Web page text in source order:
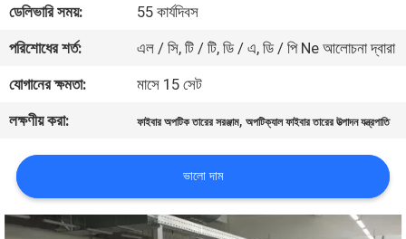
যোগাযোগ
করুন
খবর
উদ্ধৃতির
জন্য
ডেলিভারি সময়:
55 কার্যদিবস
পরিশোধের শর্ত:
এল / সি, টি / টি, ডি / এ, ডি / পি Ne আলোচনা দ্বারা
যোগানের ক্ষমতা:
মাসে 15 সেট
লক্ষণীয় করা:
ফাইবার অপটিক তারের সরঞ্জাম,অপটিক্যাল ফাইবার তারের উত্পাদন যন্ত্রপাতি
ভালো দাম